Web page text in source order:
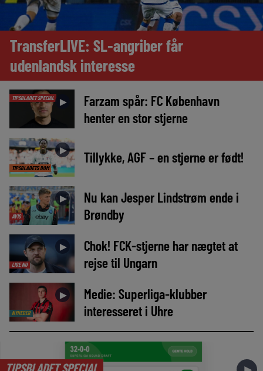
TransferLIVE: SL-angriber får
udenlandsk interesse
TIPSBLADET SPECIAL ►
Farzam spår: FC København
henter en stor stjerne
TIPSBLADETS DOM
► Tillykke, AGF – en stjerne er født!
AVIS
►
Nu kan Jesper Lindstrøm ende i
Brøndby
LIGE NU
►
Chok! FCK-stjerne har nægtet at
rejse til Ungarn
NYHEDER
►
Medie: Superliga-klubber
interesseret i Uhre
TIPSBLADET SPECIAL